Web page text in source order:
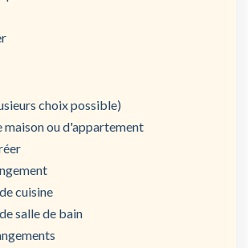
choix possible)
maison ou d'appartement
cuisine
salle de bain